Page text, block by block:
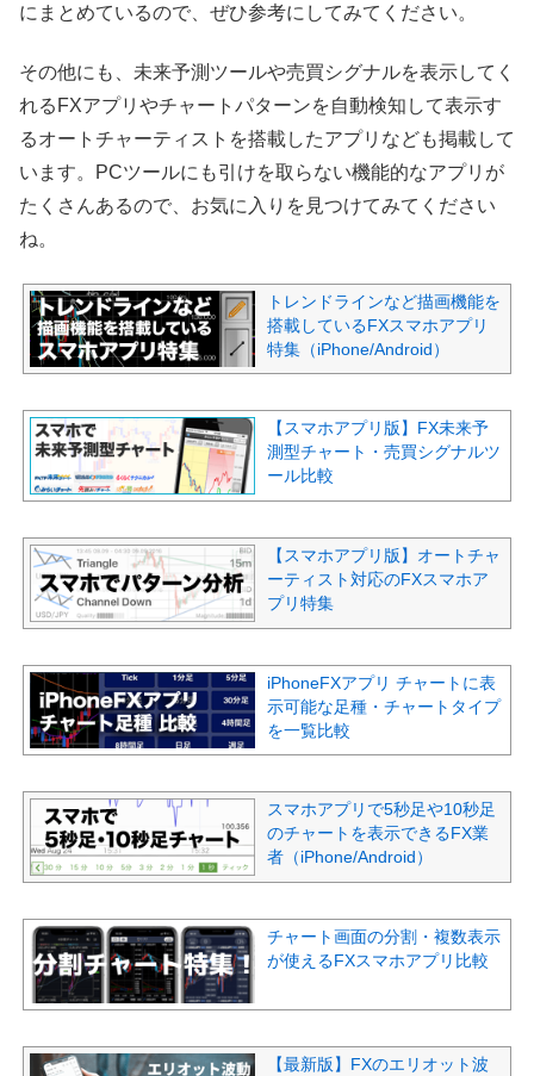
にまとめているので、ぜひ参考にしてみてください。
その他にも、未来予測ツールや売買シグナルを表示してく
れるFXアプリやチャートパターンを自動検知して表示す
るオートチャーティストを搭載したアプリなども掲載して
います。PCツールにも引けを取らない機能的なアプリが
たくさんあるので、お気に入りを見つけてみてください
ね。
トレンドラインなど描画機能を
搭載しているFXスマホアプリ
特集（iPhone/Android）
【スマホアプリ版】FX未来予
測型チャート・売買シグナルツ
ール比較
【スマホアプリ版】オートチャ
ーティスト対応のFXスマホア
プリ特集
iPhoneFXアプリ チャートに表
示可能な足種・チャートタイプ
を一覧比較
スマホアプリで5秒足や10秒足
のチャートを表示できるFX業
者（iPhone/Android）
チャート画面の分割・複数表示
が使えるFXスマホアプリ比較
【最新版】FXのエリオット波